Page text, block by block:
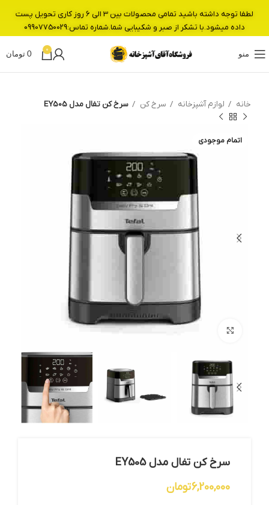
منو
0
0 تومان
خانه لوازم آشپزخانه سرخ کن سرخ کن تفال مدل EY505
اتمام موجودی
سرخ کن تفال مدل EY505
6,200,000تومان
لطفا توجه داشته باشید تمامی محصولات بین 3 الی 6 روز کاری تحویل پست
داده میشود.با تشکر از صبر و شکیبایی شما.شماره تماس:09907750029